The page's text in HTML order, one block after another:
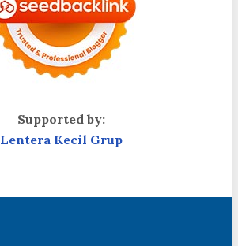
Supported by:
Lentera Kecil Grup